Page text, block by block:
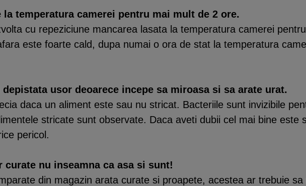
temperatura camerei pentru mai mult de 2 ore.
cu repeziciune mancarea lasata la temperatura camerei
este foarte cald, dupa numai o ora de stat la temperatura
usor deoarece incepe sa miroasa si sa arate urat.
daca un aliment este sau nu stricat. Bacteriile sunt invizibile
stricate sunt observate. Daca aveti dubii cel mai bine este
pericol.
curate nu inseamna ca asa si sunt!
din magazin arata curate si proapete, acestea ar trebuie